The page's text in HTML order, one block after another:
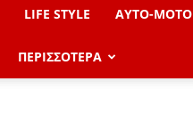
LIFE STYLE AYTO-ΜOTO
ΠΕΡΙΣΣΟΤΕΡΑ